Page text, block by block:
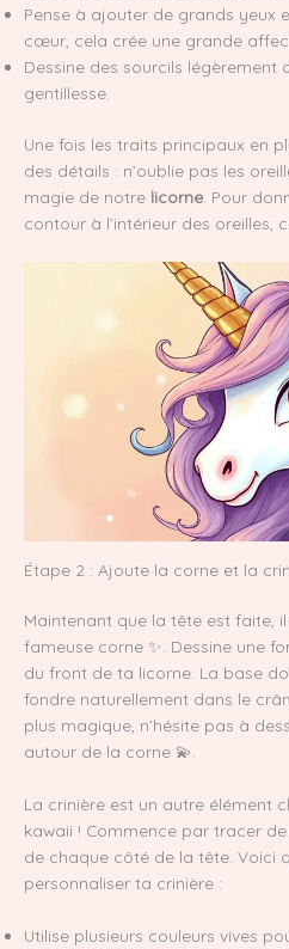
Pense à ajouter de grands yeux
cœur, cela crée une grande
Dessine des sourcils légèrement
gentillesse.
Une fois les traits principaux en
des détails : n’oublie pas les
magie de notre licorne . Pour
contour à l’intérieur des oreilles,
Étape 2 : Ajoute la corne et la
Maintenant que la tête est faite,
fameuse corne ✨. Dessine une
du front de ta licorne. La base
fondre naturellement dans le
plus magique, n’hésite pas à
autour de la corne 💫.
La crinière est un autre élément
kawaii ! Commence par tracer
de chaque côté de la tête. Voici
personnaliser ta crinière :
Utilise plusieurs couleurs vives